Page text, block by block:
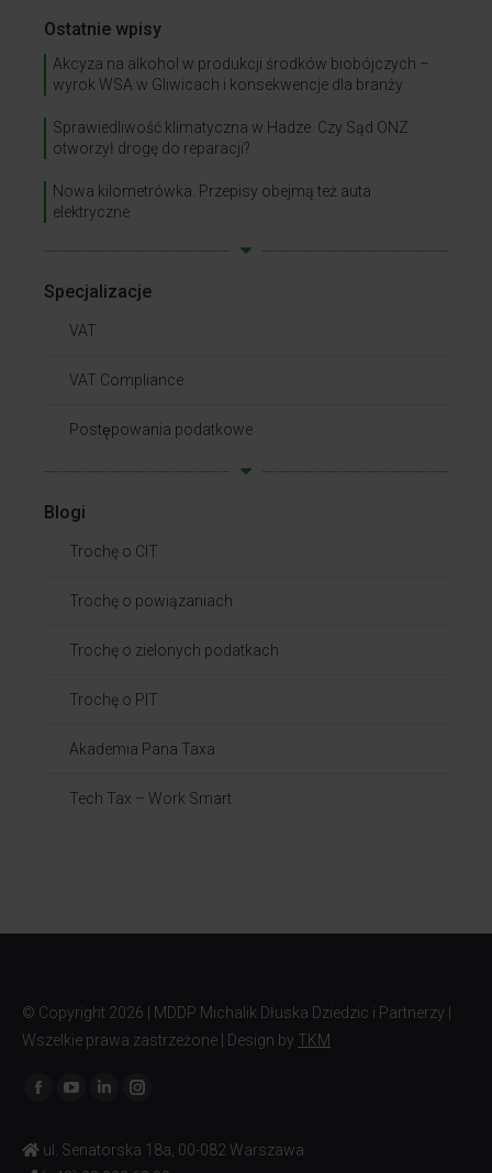
Ostatnie wpisy
Akcyza na alkohol w produkcji środków biobójczych –
wyrok WSA w Gliwicach i konsekwencje dla branży
Sprawiedliwość klimatyczna w Hadze. Czy Sąd ONZ
otworzył drogę do reparacji?
Nowa kilometrówka. Przepisy obejmą też auta
elektryczne
Specjalizacje
VAT
VAT Compliance
Postępowania podatkowe
Blogi
Trochę o CIT
Trochę o powiązaniach​
Trochę o zielonych podatkach
Trochę o PIT
Akademia Pana Taxa
Tech Tax – Work Smart
© Copyright 2026 | MDDP Michalik Dłuska Dziedzic i Partnerzy |
Wszelkie prawa zastrzeżone | Design by TKM
Znajdź nas na:
ul. Senatorska 18a, 00-082 Warszawa